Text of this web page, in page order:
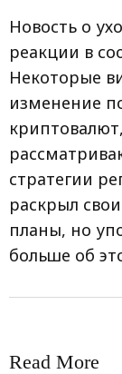
Новость о
реакции в
Некоторые
изменение
стратегии
раскрыл
планы, но
больше об
Read More